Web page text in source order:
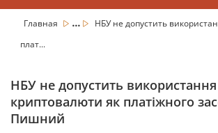
Главная ...
НБУ не допустить
плат...
НБУ не допустить використання
криптовалюти як платіжного
Пишний